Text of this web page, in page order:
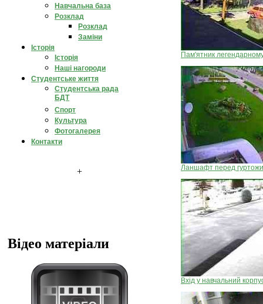
Навчальна база
Розклад
Розклад
Заміни
Історія
Історія
Наші нагороди
Студентське життя
Студентська рада
БДТ
Спорт
Культура
Фотогалерея
Контакти
+
Відео матеріали
Пам'ятник
Ланшафт перед
Вхід у навчальний